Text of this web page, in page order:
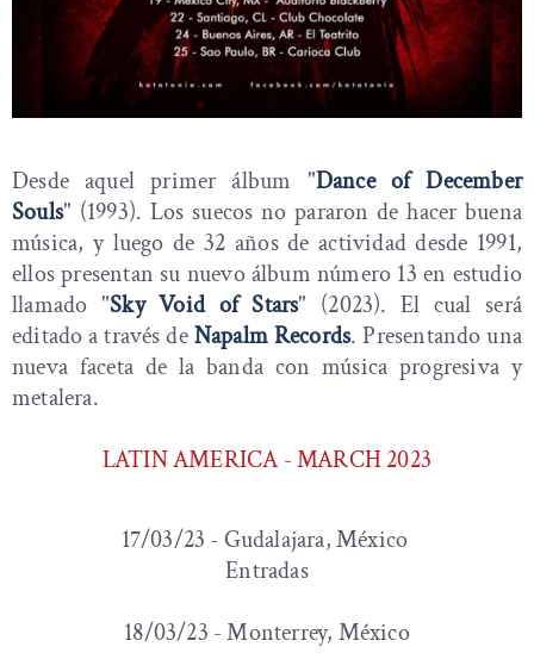
Desde aquel primer álbum "Dance of December
Souls" (1993). Los suecos no pararon de hacer buena
música, y luego de 32 años de actividad desde 1991,
ellos presentan su nuevo álbum número 13 en estudio
llamado "Sky Void of Stars" (2023). El cual será
editado a través deNapalm Records. Presentando una
nueva faceta de la banda con música progresiva y
metalera.
LATIN AMERICA - MARCH 2023
17/03/23 - Gudalajara, México
Entradas
18/03/23 - Monterrey, México